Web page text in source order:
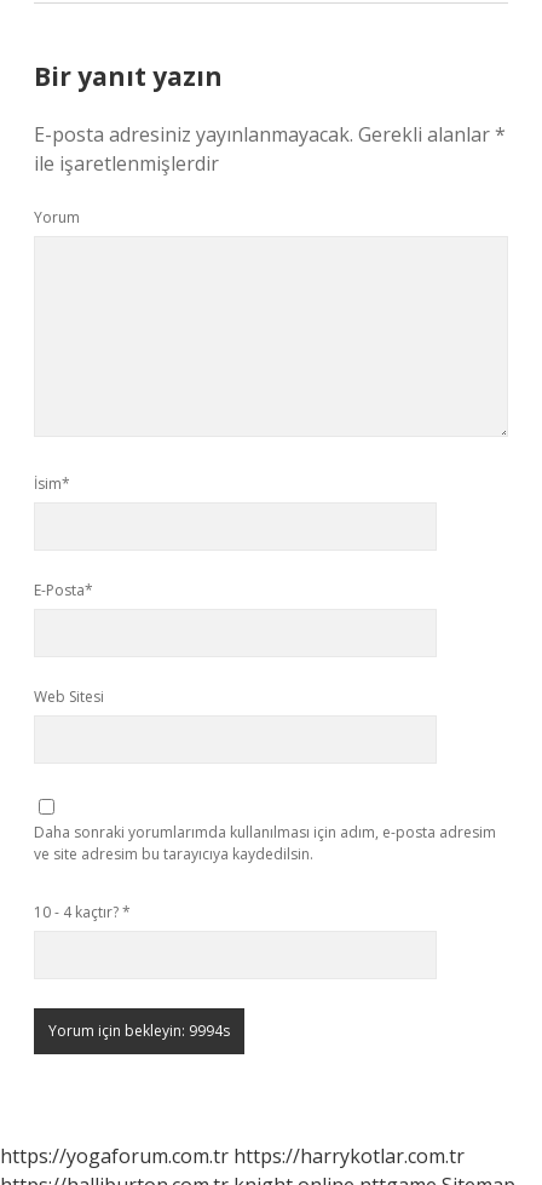
Bir yanıt yazın
E-posta adresiniz yayınlanmayacak. Gerekli alanlar*
ile işaretlenmişlerdir
Yorum
İsim*
E-Posta*
Web Sitesi
Daha sonraki yorumlarımda kullanılması için adım, e-posta adresim
ve site adresim bu tarayıcıya kaydedilsin.
10 - 4 kaçtır?*
https://yogaforum.com.tr https://harrykotlar.com.tr